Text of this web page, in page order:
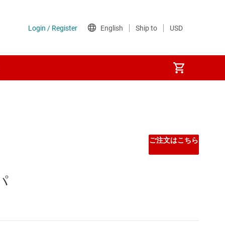
ーケンサ
ご注文はこちら